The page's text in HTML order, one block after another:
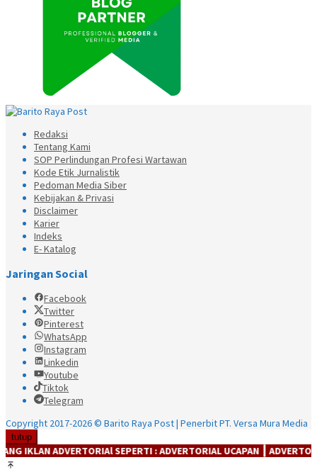
Redaksi
Tentang Kami
SOP Perlindungan Profesi Wartawan
Kode Etik Jurnalistik
Pedoman Media Siber
Kebijakan & Privasi
Disclaimer
Karier
Indeks
E- Katalog
Jaringan Social
Facebook
Twitter
Pinterest
WhatsApp
Instagram
Linkedin
Youtube
Tiktok
Telegram
Copyright 2017-2026 © Barito Raya Post | Penerbit PT. Versa Mura Media
tutup
ADVERTORIAl SEPERTI : ADVERTORIAL UCAPAN ┃